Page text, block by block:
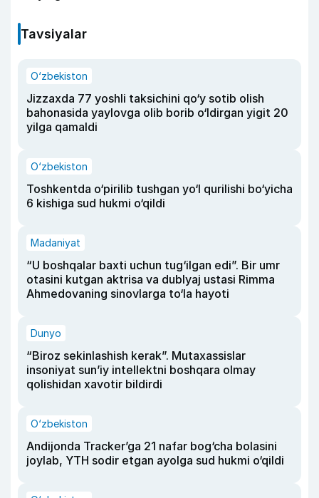
Tavsiyalar
O‘zbekiston
Jizzaxda 77 yoshli taksichini qo‘y sotib olish
bahonasida yaylovga olib borib o‘ldirgan yigit 20
yilga qamaldi
O‘zbekiston
Toshkentda o‘pirilib tushgan yo‘l qurilishi bo‘yicha
6 kishiga sud hukmi o‘qildi
Madaniyat
“U boshqalar baxti uchun tug‘ilgan edi”. Bir umr
otasini kutgan aktrisa va dublyaj ustasi Rimma
Ahmedovaning sinovlarga to‘la hayoti
Dunyo
“Biroz sekinlashish kerak”. Mutaxassislar
insoniyat sun’iy intellektni boshqara olmay
qolishidan xavotir bildirdi
O‘zbekiston
Andijonda Tracker’ga 21 nafar bog‘cha bolasini
joylab, YTH sodir etgan ayolga sud hukmi o‘qildi